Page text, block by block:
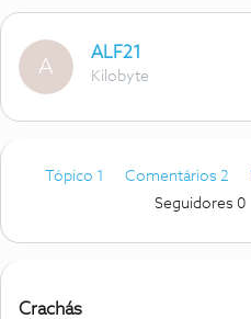
A
ALF21
Kilobyte
Tópico 1 Comentários 2
Seguidores 0
Crachás